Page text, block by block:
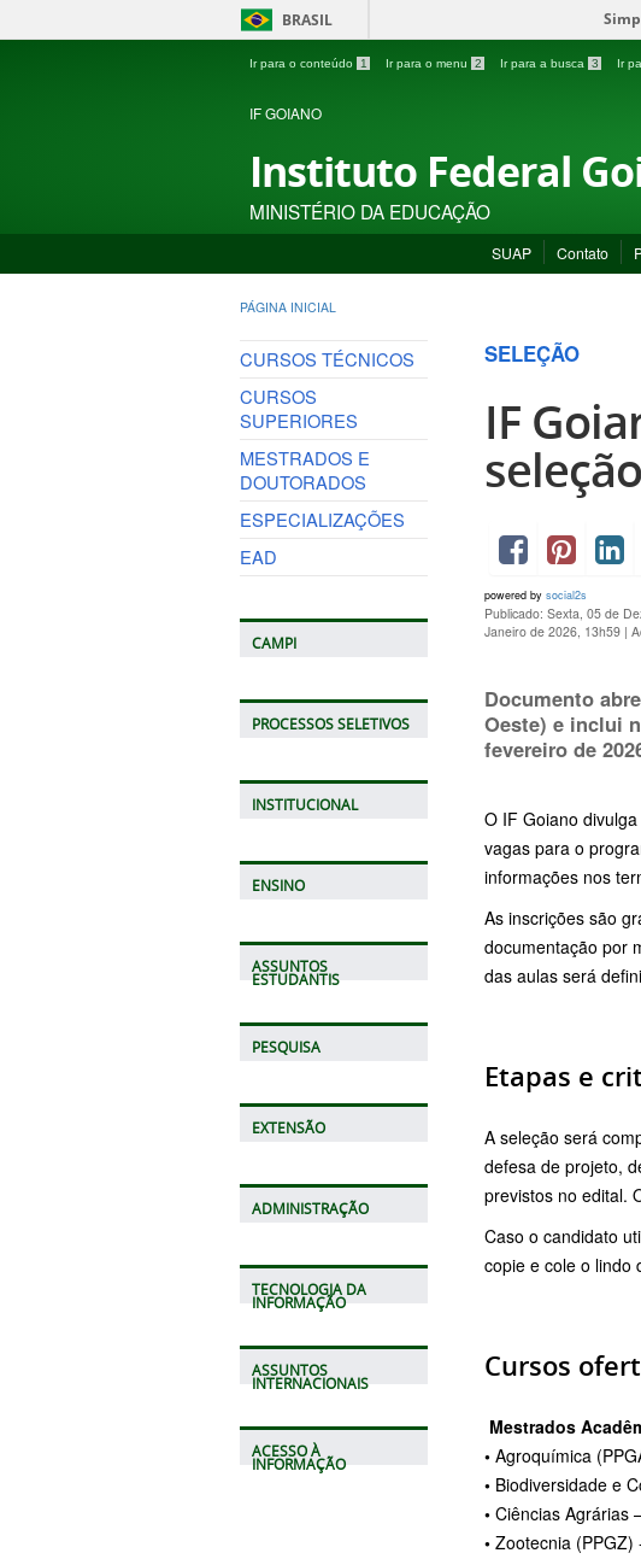
BRASIL
Ir para o conteúdo 1 Ir para o menu 2 Ir para a busca 3 Ir
IF GOIANO
Instituto Federal
MINISTÉRIO DA EDUCAÇÃO
SUAP Contato
PÁGINA INICIAL
CURSOS TÉCNICOS
CURSOS
SUPERIORES
MESTRADOS E
DOUTORADOS
ESPECIALIZAÇÕES
EAD
CAMPI
PROCESSOS SELETIVOS
INSTITUCIONAL
ENSINO
ASSUNTOS
ESTUDANTIS
PESQUISA
EXTENSÃO
ADMINISTRAÇÃO
TECNOLOGIA DA
INFORMAÇÃO
ASSUNTOS
INTERNACIONAIS
ACESSO À
INFORMAÇÃO
SELEÇÃO
IF
powered by social2s
Publicado: Sexta, 05 de
Janeiro de 2026, 13h59 |
Documento
Oeste) e inclui
fevereiro de
O IF Goiano
vagas para o
informações nos
As inscrições são
documentação por
das aulas será
Etapas e
A seleção será
defesa de projeto,
previstos no edital.
Caso o candidato
copie e cole o lindo
Cursos
Mestrados
• Agroquímica
• Biodiversidade e
• Ciências Agrárias
• Zootecnia (PPGZ)